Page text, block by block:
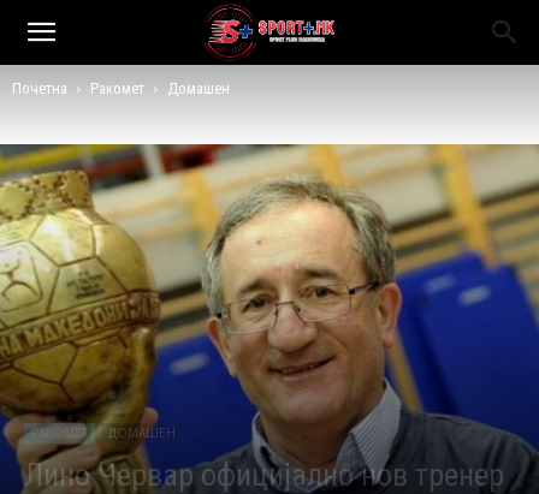
Почетна Ракомет Домашен
РАКОМЕТ ДОМАШЕН
Лино Червар официјално нов тренер